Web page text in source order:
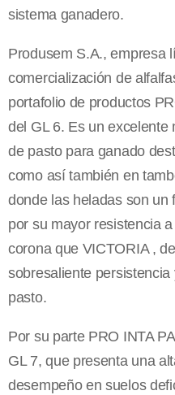
sistema ganadero.
Produsem S.A., empresa
comercialización de
portafolio de productos
del GL 6. Es un excelente
de pasto para ganado
como así también en
donde las heladas son un
por su mayor resistencia
corona que VICTORIA ,
sobresaliente
pasto.
Por su parte PRO INTA
GL 7, que presenta una
desempeño en suelos